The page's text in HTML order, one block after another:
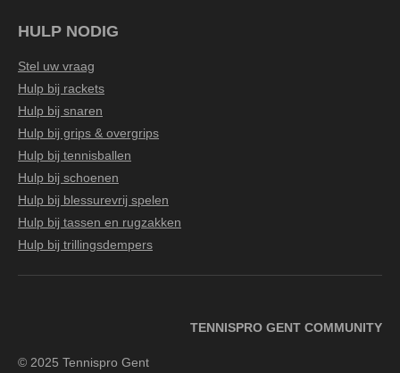
HULP NODIG
Stel uw vraag
Hulp bij rackets
Hulp bij snaren
Hulp bij grips & overgrips
Hulp bij tennisballen
Hulp bij schoenen
Hulp bij blessurevrij spelen
Hulp bij tassen en rugzakken
Hulp bij trillingsdempers
TENNISPRO GENT COMMUNITY
© 2025 Tennispro Gent